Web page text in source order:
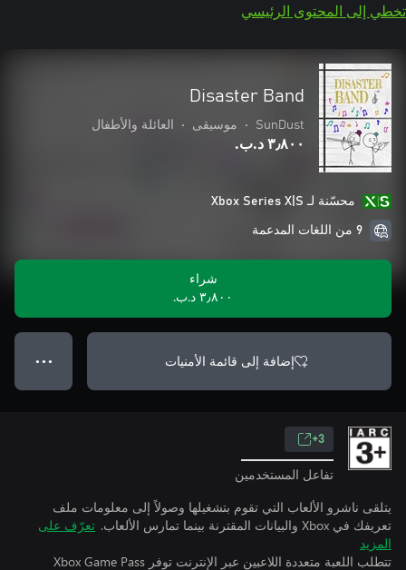
تخطي إلى المحتوى الرئيسي
Disaster Band
SunDust
• موسيقى • العائلة والأطفال
٣٫٨٠٠ د.ب.‏
محسّنة لـ Xbox Series X|S
9 من اللغات المدعمة
شراء
٣٫٨٠٠ د.ب.‏
إضافة إلى قائمة الأمنيات ● ● ●
3+
تفاعل المستخدمين
يتلقى ناشرو الألعاب التي تقوم بتشغيلها وصولاً إلى معلومات ملف
تعريفك في Xbox والبيانات المقترنة بينما تمارس الألعاب.
تعرّف على
المزيد
تتطلب اللعبة متعددة اللاعبين عبر الإنترنت توفر Xbox Game Pass